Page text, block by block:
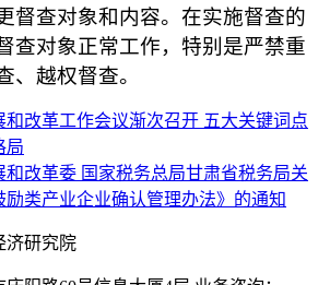
督查对象和内容。在实施督查的
查对象正常工作，特别是严禁重
、越权督查。
和改革工作会议渐次召开 五大关键词点
局
和改革委 国家税务总局甘肃省税务局关
类产业企业确认管理办法》的通知
济研究院